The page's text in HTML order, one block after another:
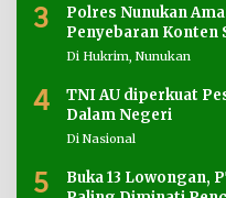
3
Polres Nunukan
Penyebaran Konten
Di Hukrim, Nunukan
4
TNI AU diperkuat
Dalam Negeri
Di Nasional
5
Buka 13 Lowongan,